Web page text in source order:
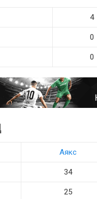
4
0
0
Аякс
34
25